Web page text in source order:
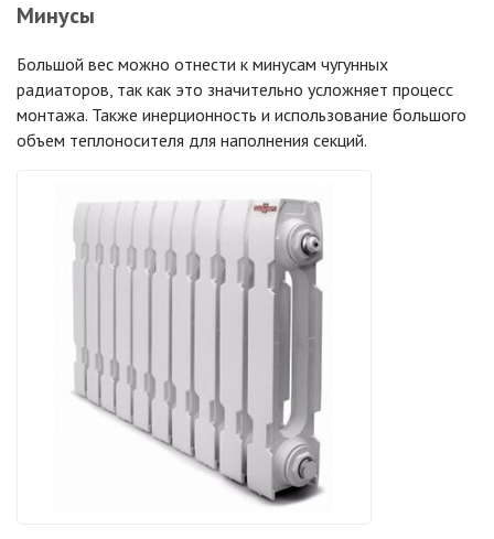
Минусы
Большой вес можно отнести к минусам чугунных
радиаторов, так как это значительно усложняет процесс
монтажа. Также инерционность и использование большого
объем теплоносителя для наполнения секций.